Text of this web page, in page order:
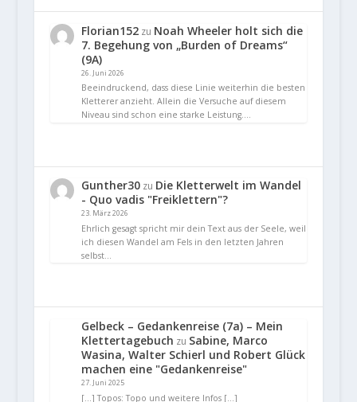
Florian152zu Noah Wheeler holt sich die
7. Begehung von „Burden of Dreams“
(9A)
26. Juni 2026
Beeindruckend, dass diese Linie weiterhin die besten
Kletterer anzieht. Allein die Versuche auf diesem
Niveau sind schon eine starke Leistung.…
Gunther30zu Die Kletterwelt im Wandel
- Quo vadis "Freiklettern"?
23. März 2026
Ehrlich gesagt spricht mir dein Text aus der Seele, weil
ich diesen Wandel am Fels in den letzten Jahren
selbst…
Gelbeck – Gedankenreise (7a) – Mein
Klettertagebuch zu Sabine, Marco
Wasina, Walter Schierl und Robert Glück
machen eine "Gedankenreise"
27. Juni 2025
[…] Topos: Topo und weitere Infos […]